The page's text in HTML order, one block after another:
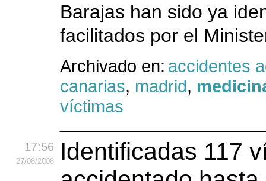
Barajas han sido ya
facilitados por el
Archivado en: accidentes
canarias, madrid,
víctimas
17:56
27/08/2008
Identificadas 117